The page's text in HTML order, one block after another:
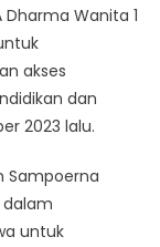
Dharma Wanita 1
akses
dan
2023 lalu.
Sampoerna
dalam
untuk